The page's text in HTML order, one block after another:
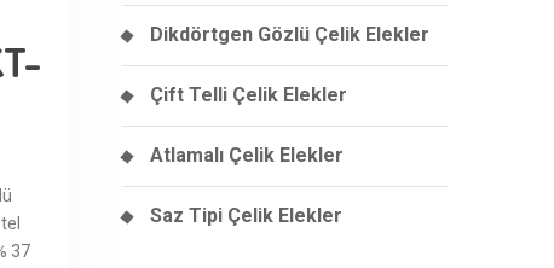
37
Dikdörtgen Gözlü Çelik Elekler
Çift Telli Çelik Elekler
Atlamalı Çelik Elekler
Saz Tipi Çelik Elekler